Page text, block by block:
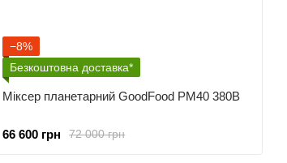
−8%
Безкоштовна доставка*
Міксер планетарний GoodFood PM40 380В
72 000 грн
66 600 грн